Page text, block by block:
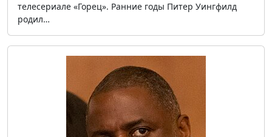
телесериале «Горец». Ранние годы Питер Уингфилд
родил…